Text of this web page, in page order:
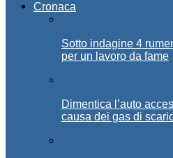
Cronaca
Sotto indagine 4
per un lavoro da fame
Dimentica l’auto
causa dei gas di